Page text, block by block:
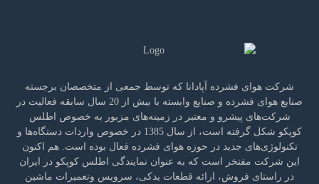
شرکت هوای فشرده آپادانا که توسط جمعی از متخصصان برجسته
صنایع هوای فشرده و صنایع وابسته با بیش از 20 سال سابقه فعالیت در
شرکت‌های پیشرو و معتبر در زمینه‌های مزبور به خصوص اطلس
کوپکو شکل گرفته است، از سال 1385 در خصوص واردات دستگاه‌ها و
تکنولوژی‌های جدید در حوزه هوای فشرده فعال بوده است. هم اکنون
این شرکت مفتخر است که به عنوان نمایندگی اطلس کوپکو در ایران
در راستای فروش، ارائه قطعات یدکی، سرویس وتعمیرات ماشین